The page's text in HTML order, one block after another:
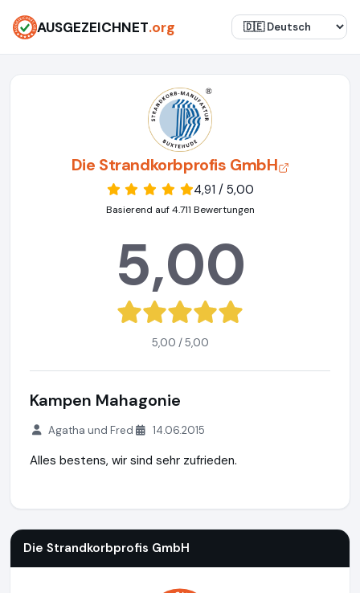
AUSGEZEICHNET.org
Die Strandkorbprofis GmbH
4,91 / 5,00
Basierend auf 4.711 Bewertungen
5,00
5,00 / 5,00
Kampen Mahagonie
Agatha und Fred 14.06.2015
Alles bestens, wir sind sehr zufrieden.
Die Strandkorbprofis GmbH